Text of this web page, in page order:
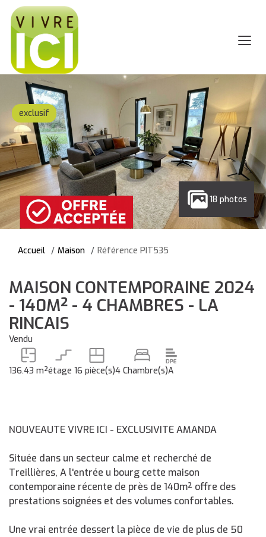
exclusif
18 photos
Accueil Maison Référence PIT535
MAISON CONTEMPORAINE 2024
- 140M² - 4 CHAMBRES - LA
RINCAIS
Vendu
136.43 m²étage 16 pièce(s)4 Chambre(s)A
NOUVEAUTE VIVRE ICI - EXCLUSIVITE AMANDA
Située dans un secteur calme et recherché de
Treillières, A l'entrée u bourg cette maison
contemporaine récente de près de 140m² offre des
prestations soignées et des volumes confortables.
Une vrai entrée dessert la pièce de vie de plus de 50